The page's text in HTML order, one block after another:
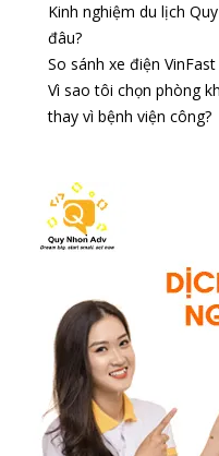
Kinh nghiệm du lịch
đâu?
So sánh xe điện
Vì sao tôi chọn phòng
thay vì bệnh viện công?